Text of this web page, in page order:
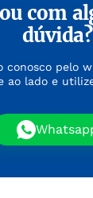
com
dúvida?
conosco pelo
ao lado e